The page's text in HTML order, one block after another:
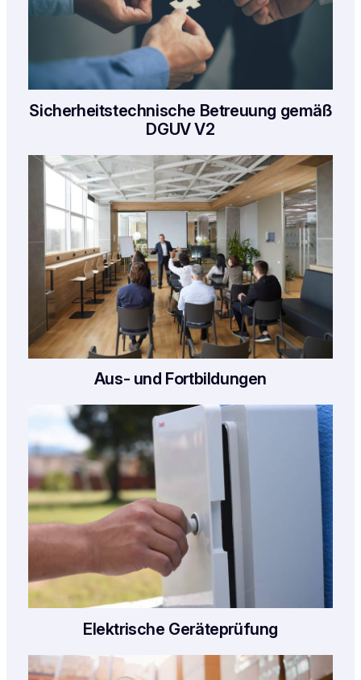
Sicherheitstechnische Betreuung gemäß
DGUV V2
Aus- und Fortbildungen
Elektrische Geräteprüfung